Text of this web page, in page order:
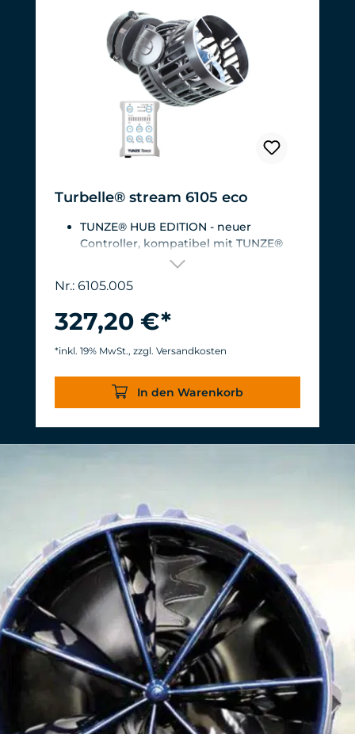
Turbelle® stream 6105 eco
TUNZE® HUB EDITION - neuer
Controller, kompatibel mit TUNZE®
Liter.Strömungsleistung: ca. 3.000 bis
12.000 l/h bei 12 V mit Turbelle®
Controller
Energieverbrauch: 3-11 W bei 12 V
Wirkungsgrad von über 1.000 L/h/W.
Bei nahezu gleichem Volumenstrom
werden 20 W Leistung eingespart.
Gewohnte, langlebige TUNZE®
Zuverlässigkeit & Haltbarkeit.
Nr.: 6105.005
327,20 €*
*inkl. 19% MwSt., zzgl. Versandkosten
In den Warenkorb